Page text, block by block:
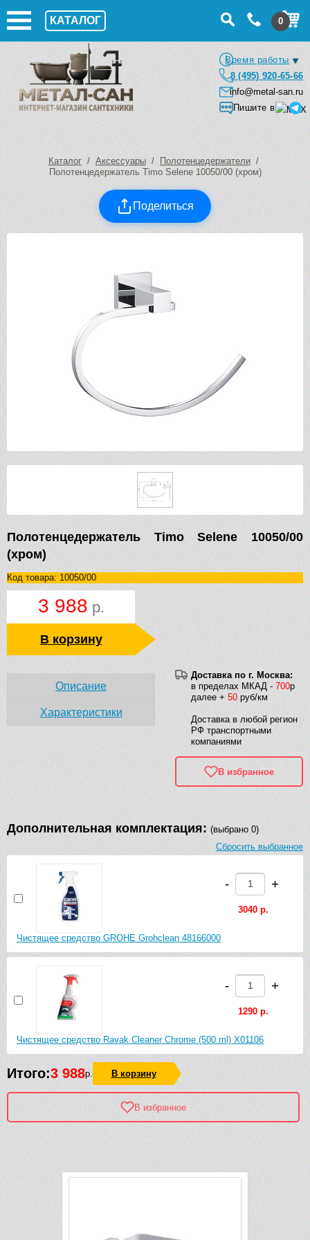
КАТАЛОГ 0
Время работы
8 (495) 920-65-66
info@metal-san.ru
Пишите в
Каталог / Аксессуары / Полотенцедержатели /
Полотенцедержатель Timo Selene 10050/00 (хром)
Поделиться
Полотенцедержатель Timo Selene 10050/00
(хром)
Код товара: 10050/00
3 988 р.
В корзину
Доставка по г. Москва:
в пределах МКАД - 700р
далее + 50 руб/км
Доставка в любой регион
РФ транспортными
компаниями
В избранное
Описание
Характеристики
Дополнительная комплектация: (выбрано 0)
Сбросить выбранное
Чистящее средство GROHE Grohclean 48166000
- +
3040 р.
Чистящее средство Ravak Cleaner Chrome (500 ml) X01106
- +
1290 р.
Итого:3 988р. В корзину
В избранное